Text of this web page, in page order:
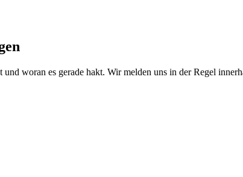
woran es gerade hakt. Wir melden uns in der Regel